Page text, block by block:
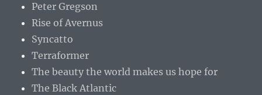
Peter Gregson
Rise of Avernus
Syncatto
Terraformer
The beauty the world makes us hope for
The Black Atlantic